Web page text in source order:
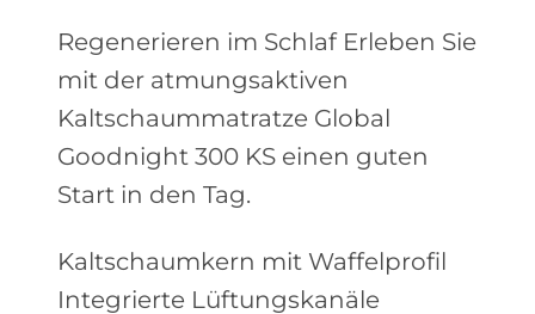
Regenerieren im Schlaf Erleben Sie
mit der atmungsaktiven
Kaltschaummatratze Global
Goodnight 300 KS einen guten
Start in den Tag.
Kaltschaumkern mit Waffelprofil
Integrierte Lüftungskanäle